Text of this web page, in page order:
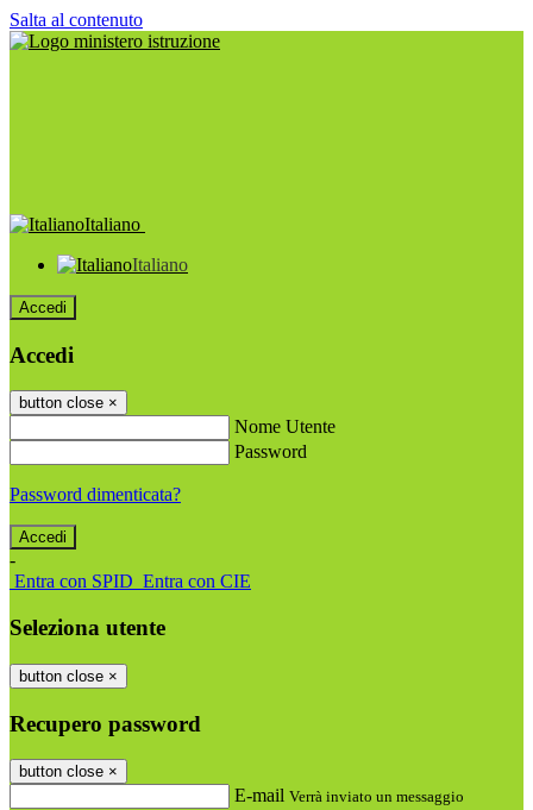
Salta al contenuto
Italiano
Italiano
Accedi
Accedi
button close ×
Nome Utente
Password
Password dimenticata?
-
Entra con SPID Entra con CIE
Seleziona utente
button close ×
Recupero password
button close ×
E-mail Verrà inviato un messaggio